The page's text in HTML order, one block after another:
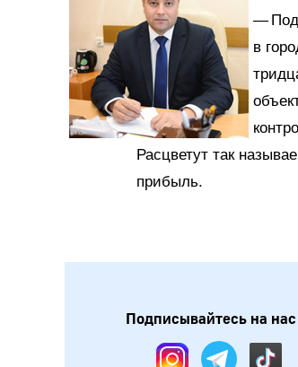
—
в
Расцветут так
прибыль.
Подписывайтесь на нас